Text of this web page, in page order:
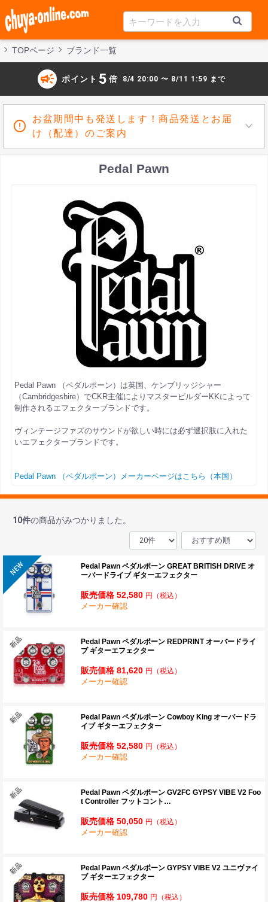
TOPページ ブランド一覧
campaign ポイント 5 倍 8/4 20:00 〜 8/11 1:59 まで
お盆期間中も発送します！商品発送とお届
け（配達）のご案内
Pedal Pawn
Pedal Pawn （ペダルポーン）は英国、ケンブリッジシャー
（Cambridgeshire）でCKR主催によりマスタービルダーKKによって
制作されるエフェクターブランドです。
ヴィンテージファズのサウンドが欲しい時には必ず選択肢に入れた
いエフェクターブランドです。
Pedal Pawn （ペダルポーン）メーカーページはこちら（本国）
10件の商品がみつかりました。
Pedal Pawn ペダルポーン GREAT BRITISH DRIVE オ
ーバードライブ ギターエフェクター
販売価格 52,580 円 （税込）
メーカー確認
Pedal Pawn ペダルポーン REDPRINT オーバードライ
ブ ギターエフェクター
販売価格 81,620 円 （税込）
メーカー確認
Pedal Pawn ペダルポーン Cowboy King オーバードラ
イブ ギターエフェクター
販売価格 52,580 円 （税込）
メーカー確認
Pedal Pawn ペダルポーン GV2FC GYPSY VIBE V2 Foo
t Controller フットコント…
販売価格 50,050 円 （税込）
メーカー確認
Pedal Pawn ペダルポーン GYPSY VIBE V2 ユニヴァイ
ブ ギターエフェクター
販売価格 109,780 円 （税込）